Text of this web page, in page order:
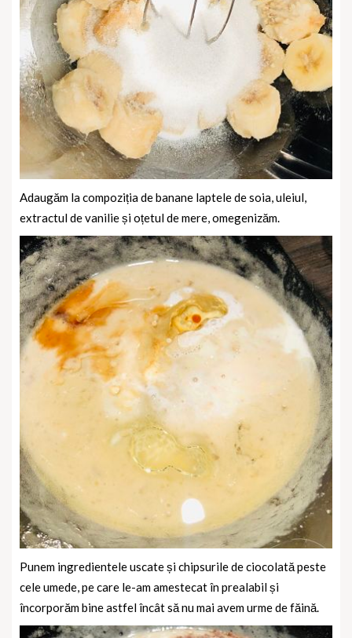
Adaugăm la compoziția de banane laptele de soia, uleiul,
extractul de vanilie și oțetul de mere, omegenizăm.
Punem ingredientele uscate și chipsurile de ciocolată peste
cele umede, pe care le-am amestecat în prealabil și
încorporăm bine astfel încât să nu mai avem urme de făină.